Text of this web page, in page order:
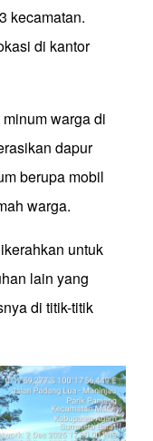
kecamatan.
di kantor
warga di
dapur
berupa mobil
warga.
untuk
lain yang
di titik-titik